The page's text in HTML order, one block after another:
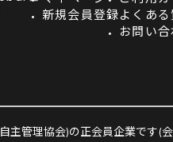
新規会員登録よくあ
お問い
主管理協会)の正会員企業です(